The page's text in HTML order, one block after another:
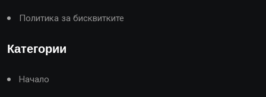
Политика за бисквитките
Категории
Начало